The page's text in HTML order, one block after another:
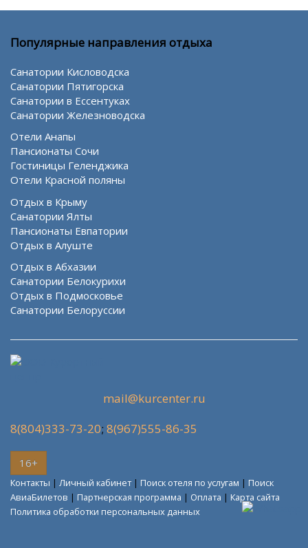
Популярные направления отдыха
Санатории Кисловодска
Санатории Пятигорска
Санатории в Ессентуках
Санатории Железноводска
Отели Анапы
Пансионаты Сочи
Гостиницы Геленджика
Отели Красной поляны
Отдых в Крыму
Санатории Ялты
Пансионаты Евпатории
Отдых в Алуште
Отдых в Абхазии
Санатории Белокурихи
Отдых в Подмосковье
Санатории Белоруссии
mail@kurcenter.ru
8(804)333-73-20; 8(967)555-86-35
16+
Контакты | Личный кабинет| Поиск отеля по услугам | Поиск
АвиаБилетов | Партнерская программа | Оплата | Карта сайта
Политика обработки персональных данных